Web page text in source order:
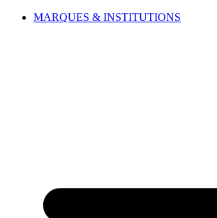
MARQUES & INSTITUTIONS